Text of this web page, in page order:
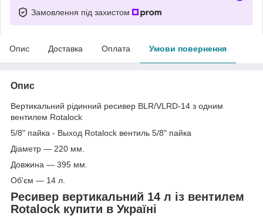
Замовлення під захистом
Опис Доставка Оплата Умови повернення
Опис
Вертикальний рідинний ресивер BLR/VLRD-14 з одним
вентилем Rotalock
5/8" пайка - Выход Rotalock вентиль 5/8" пайка
Діаметр — 220 мм.
Довжина — 395 мм.
Об'єм — 14 л.
Ресивер вертикальний 14 л із вентилем
Rotalock купити в Україні